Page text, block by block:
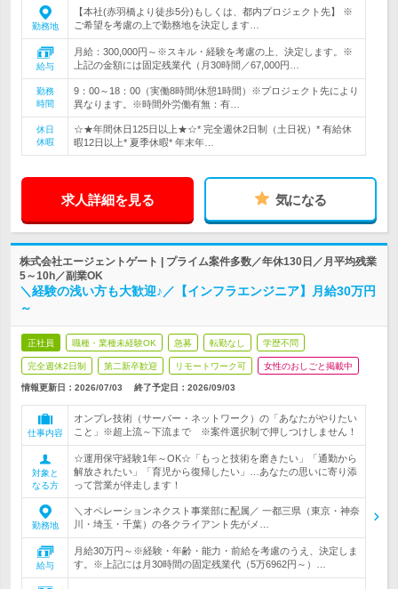
勤務地
【本社(赤羽橋より徒歩5分)もしくは、都内プロジェクト先】 ※
ご希望を考慮の上で勤務地を決定します…
給与
月給：300,000円～※スキル・経験を考慮の上、決定します。※
上記の金額には固定残業代（月30時間／67,000円…
勤務
時間
9：00～18：00（実働8時間/休憩1時間）※プロジェクト先により
異なります。※時間外労働有無：有…
休日
休暇
☆★年間休日125日以上★☆* 完全週休2日制（土日祝）* 有給休
暇12日以上* 夏季休暇* 年末年…
求人詳細を見る 気になる
株式会社エージェントゲート | プライム案件多数／年休130日／月平均残業
5～10h／副業OK
＼経験の浅い方も大歓迎♪／【インフラエンジニア】月給30万円
～
正社員 職種・業種未経験OK 急募 転勤なし 学歴不問
完全週休2日制 第二新卒歓迎 リモートワーク可 女性のおしごと掲載中
情報更新日：2026/07/03 終了予定日： 2026/09/03
仕事内容
オンプレ技術（サーバー・ネットワーク）の「あなたがやりたい
こと」※超上流～下流まで ※案件選択制で押しつけしません！
対象と
なる方
☆運用保守経験1年～OK☆「もっと技術を磨きたい」「通勤から
解放されたい」「育児から復帰したい」…あなたの思いに寄り添
って営業が伴走します！
勤務地
＼オペレーションネクスト事業部に配属／ 一都三県（東京・神奈
川・埼玉・千葉）の各クライアント先がメ…
給与
月給30万円～※経験・年齢・能力・前給を考慮のうえ、決定しま
す。※上記には月30時間の固定残業代（5万6962円～）…